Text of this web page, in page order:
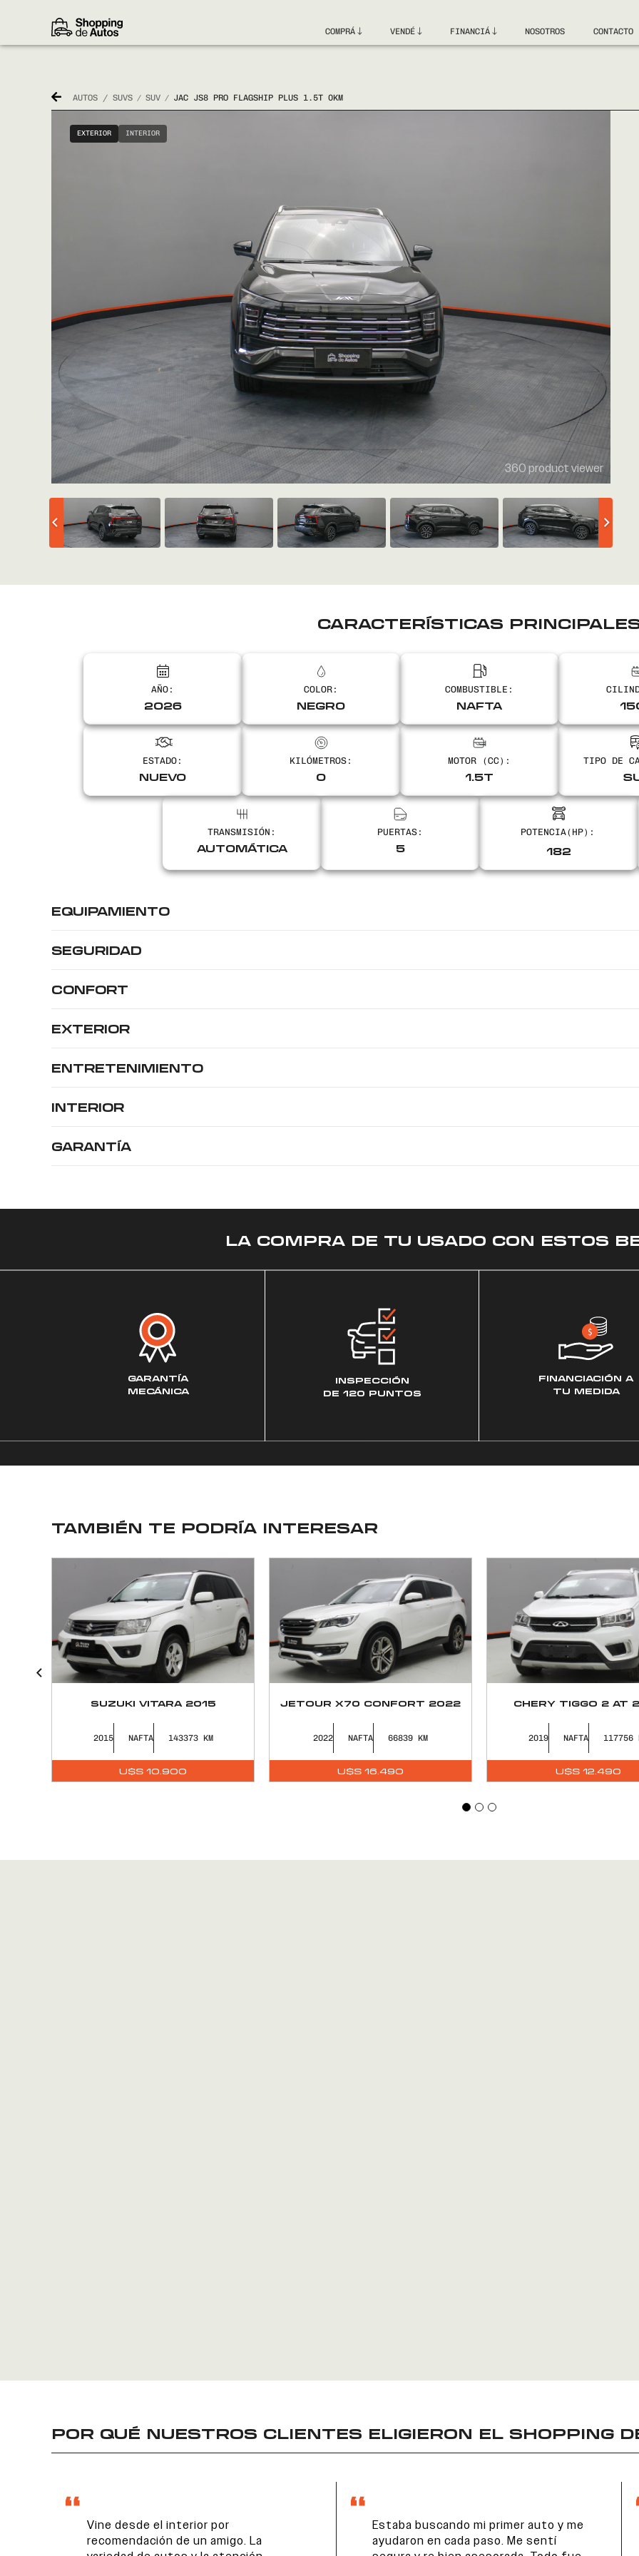
COMPRÁ VENDÉ FINANCIÁ NOSOTROS CONTACTO
AUTOS / SUVS / SUV / JAC JS8 PRO FLAGSHIP PLUS 1.5T 0KM
EXTERIOR INTERIOR
360 product viewer
CARACTERÍSTICAS
AÑO:
2026
COLOR:
NEGRO
COMBUSTIBLE:
NAFTA
ESTADO:
NUEVO
KILÓMETROS:
0
MOTOR (CC):
1.5T
TIPO DE
TRANSMISIÓN:
AUTOMÁTICA
PUERTAS:
5 182
EQUIPAMIENTO
SEGURIDAD
CONFORT
EXTERIOR
ENTRETENIMIENTO
INTERIOR
GARANTÍA
LA COMPRA DE TU USADO CON ESTOS
GARANTÍA
MECÁNICA
INSPECCIÓN
DE 120 PUNTOS
FINANCIACIÓN A
TU MEDIDA
TAMBIÉN TE PODRÍA INTERESAR
SUZUKI VITARA 2015
2015 NAFTA 143373
U$S 10.900
JETOUR X70 CONFORT 2022
2022 NAFTA 66839
U$S 16.490
CHERY TIGGO 2 AT
2019 NAFTA 117756
U$S 12.490
POR QUÉ NUESTROS CLIENTES ELIGIERON EL SHOPPING
Vine desde el interior por
recomendación de un amigo. La
Estaba buscando mi primer auto y me
ayudaron en cada paso. Me sentí